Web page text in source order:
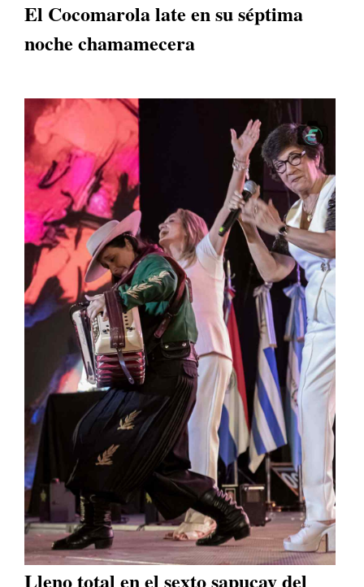
El Cocomarola late en su séptima
noche chamamecera
Lleno total en el sexto sapucay del